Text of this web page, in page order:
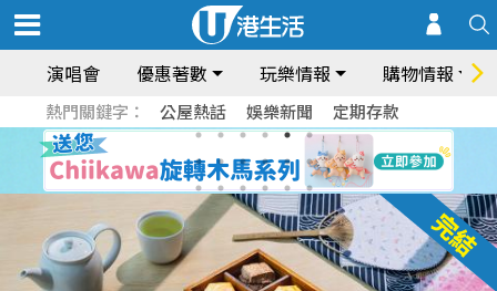
演唱會 優惠著數 玩樂情報 購物情報
熱門關鍵字： 公屋熱話 娛樂新聞 定期存款